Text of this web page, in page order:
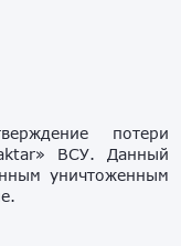
потери
ВСУ. Данный
уничтоженным